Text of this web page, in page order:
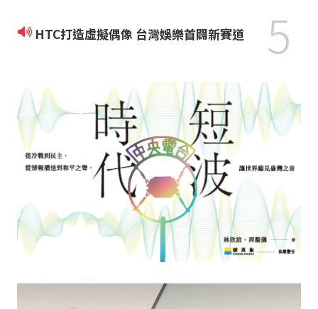
HTC打造虛擬偶像 台灣娛樂首闢新賽道 5